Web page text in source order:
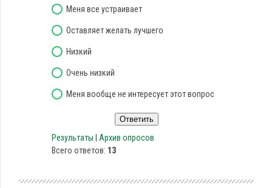
Меня все устраивает
Оставляет желать лучшего
Низкий
Очень низкий
Меня вообще не интересует этот вопрос
Результаты
Архив опросов
Всего ответов: 13